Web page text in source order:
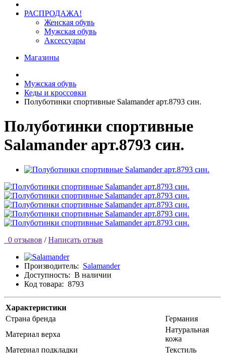
РАСПРОДАЖА!
Женская обувь
Мужская обувь
Аксессуары
Магазины
Мужская обувь
Кеды и кроссовки
Полуботинки спортивные Salamander арт.8793 син.
Полуботинки спортивные
Salamander арт.8793 син.
0 отзывов / Написать отзыв
Производитель: Salamander
Доступность: В наличии
Код товара: 8793
Характеристики
Страна бренда
Германия
Материал верха
Натуральная
кожа
Материал подкладки
Текстиль